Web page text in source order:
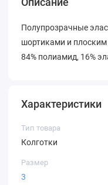
Полупрозрачные
шортиками и
84% полиамид, 16%
Характеристики
Тип товара
Колготки
Размер
3